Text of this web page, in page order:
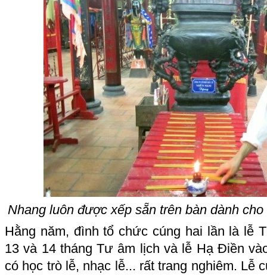
Nhang luôn được xếp sẵn trên bàn dành
Hằng năm, đình tổ chức cúng hai lần là lễ
13 và 14 tháng Tư âm lịch và lễ Hạ Điền
có học trò lễ, nhạc lễ... rất trang nghiêm. Lễ